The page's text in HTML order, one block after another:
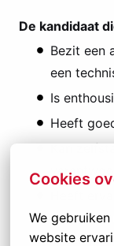
Cookies
We
website
De kandidaat
Bezit een
een
Is
Heeft
Kan
Heeft
andere
is een